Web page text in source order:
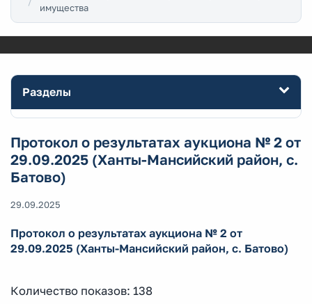
имущества
Разделы
Протокол о результатах аукциона № 2 от
29.09.2025 (Ханты-Мансийский район, с.
Батово)
29.09.2025
Протокол о результатах аукциона № 2 от
29.09.2025 (Ханты-Мансийский район, с. Батово)
Количество показов: 138